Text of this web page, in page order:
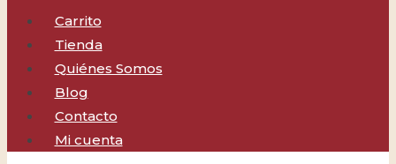
Carrito
Tienda
Quiénes Somos
Blog
Contacto
Mi cuenta